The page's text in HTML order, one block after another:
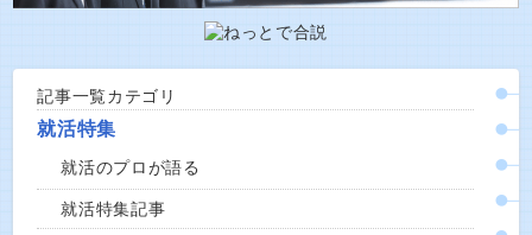
記事一覧カテゴリ
就活特集
就活のプロが語る
就活特集記事